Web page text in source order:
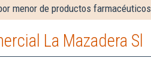
menor de productos farmacéuticos
La Mazadera Sl